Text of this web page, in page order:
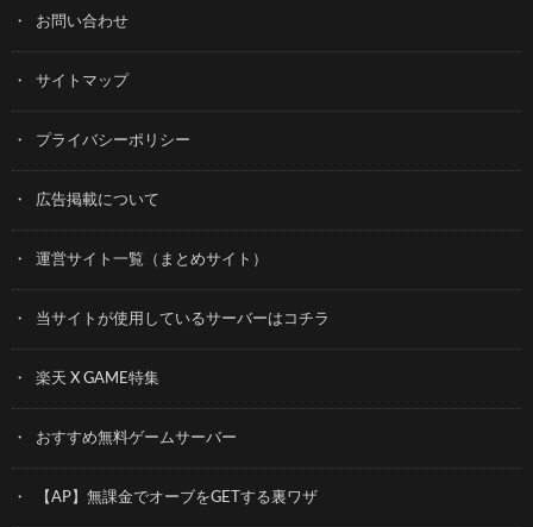
お問い合わせ
サイトマップ
プライバシーポリシー
広告掲載について
運営サイト一覧（まとめサイト）
当サイトが使用しているサーバーはコチラ
楽天 X GAME特集
おすすめ無料ゲームサーバー
【AP】無課金でオーブをGETする裏ワザ